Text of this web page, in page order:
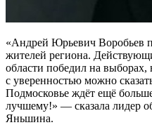
«Андрей Юрьевич Воробьев
жителей региона.
области победил на выборах,
с уверенностью можно
Подмосковье ждёт ещё
лучшему!» — сказала лидер
Яньшина.